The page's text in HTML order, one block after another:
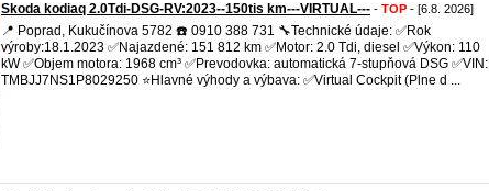
Skoda kodiaq 2.0Tdi-DSG-RV:2023--150tis km---VIRTUAL--- - TOP - [6.8. 2026]
📍 Poprad, Kukučínova 5782 ☎️ 0910 388 731 🔧Technické údaje: ✅Rok
výroby:18.1.2023 ✅Najazdené: 151 812 km ✅Motor: 2.0 Tdi, diesel ✅Výkon: 110
kW ✅Objem motora: 1968 cm³ ✅Prevodovka: automatická 7-stupňová DSG ✅VIN:
TMBJJ7NS1P8029250 ⭐Hlavné výhody a výbava: ✅Virtual Cockpit (Plne d ...